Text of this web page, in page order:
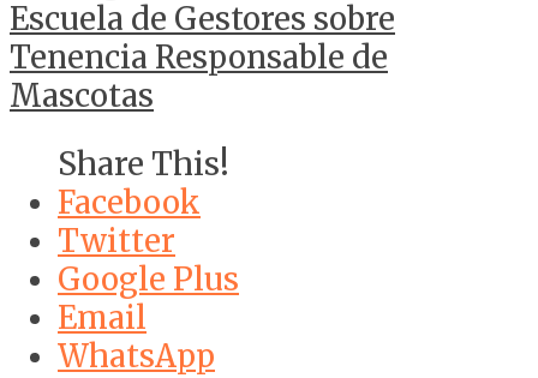
Escuela de Gestores sobre
Tenencia Responsable de
Mascotas
Share This!
Facebook
Twitter
Google Plus
Email
WhatsApp